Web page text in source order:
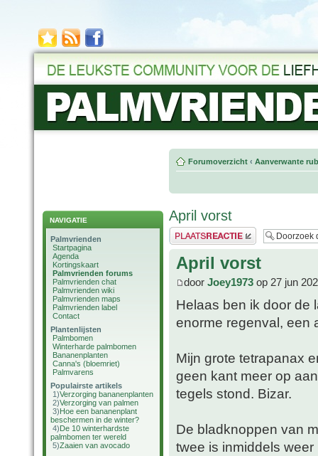
NAVIGATIE
Palmvrienden
Startpagina
Agenda
Kortingskaart
Palmvrienden forums
Palmvrienden chat
Palmvrienden wiki
Palmvrienden maps
Palmvrienden label
Contact
Plantenlijsten
Palmbomen
Winterharde palmbomen
Bananenplanten
Canna's (bloemriet)
Palmvarens
Populairste artikels
1)Verzorging bananenplanten
2)Verzorging van palmen
3)Hoe een bananenplant
beschermen in de winter?
4)De 10 winterhardste
palmbomen ter wereld
5)Zaaien van avocado
Forumoverzicht ‹ Aanverwante
April vorst
Plaats een reactie
April vorst
door Joey1973 op 27 jun
Helaas ben ik door de
enorme regenval, een
Mijn grote tetrapanax
geen kant meer op
tegels stond. Bizar.
De bladknoppen van
twee is inmiddels